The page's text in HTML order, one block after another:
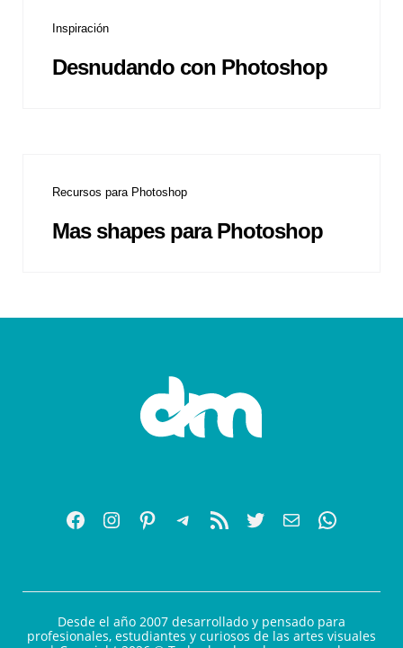
Inspiración
Desnudando con Photoshop
Recursos para Photoshop
Mas shapes para Photoshop
Desde el año 2007 desarrollado y pensado para
profesionales, estudiantes y curiosos de las artes visuales